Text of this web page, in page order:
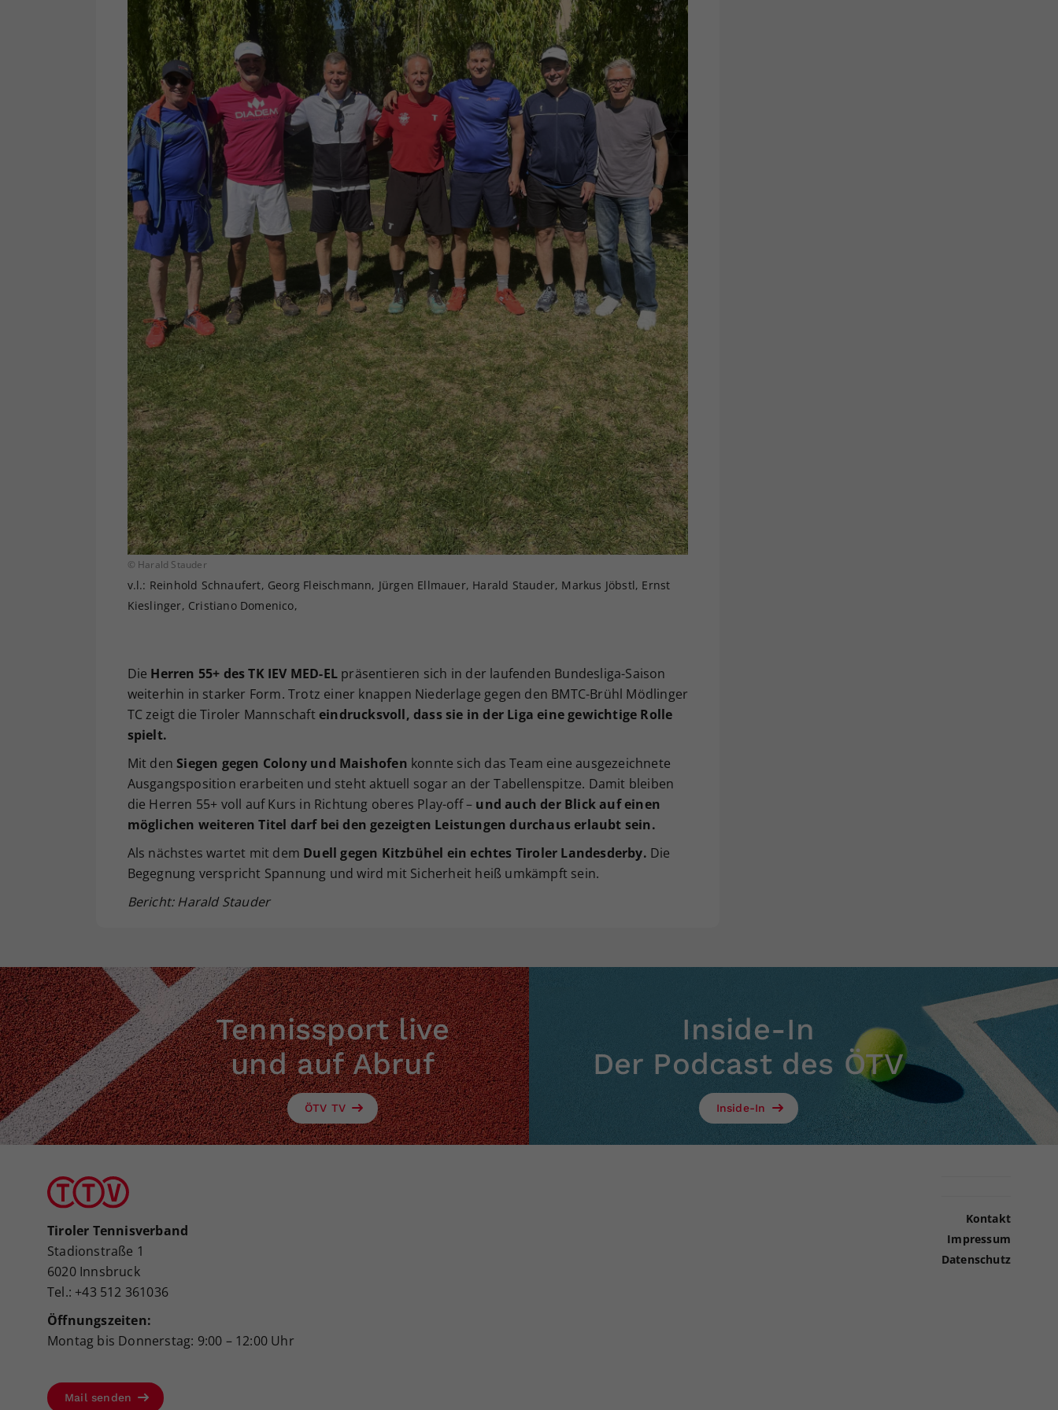
© Harald Stauder
v.l.: Reinhold Schnaufert, Georg Fleischmann, Jürgen Ellmauer, Harald Stauder, Markus Jöbstl, Ernst
Kieslinger, Cristiano Domenico,
Die Herren 55+ des TK IEV MED-EL präsentieren sich in der laufenden Bundesliga-Saison
weiterhin in starker Form. Trotz einer knappen Niederlage gegen den BMTC-Brühl Mödlinger
TC zeigt die Tiroler Mannschafteindrucksvoll, dass sie in der Liga eine gewichtige Rolle
spielt.
Mit denSiegen gegen Colony und Maishofen konnte sich das Team eine ausgezeichnete
Ausgangsposition erarbeiten und steht aktuell sogar an der Tabellenspitze. Damit bleiben
die Herren 55+ voll auf Kurs in Richtung oberes Play-off – und auch der Blick auf einen
möglichen weiteren Titel darf bei den gezeigten Leistungen durchaus erlaubt sein.
Als nächstes wartet mit dem Duell gegen Kitzbühel ein echtes Tiroler Landesderby. Die
Begegnung verspricht Spannung und wird mit Sicherheit heiß umkämpft sein.
Bericht: Harald Stauder
Tennissport live
und auf Abruf
ÖTV TV
Inside-In
Der Podcast des ÖTV
Inside-In
Tiroler Tennisverband
Stadionstraße 1
6020 Innsbruck
Tel.: +43 512 361036
Öffnungszeiten:
Montag bis Donnerstag: 9:00 – 12:00 Uhr
Mail senden
Kontakt
Impressum
Datenschutz
Ihrer vorgenommen Einstellungen, falls der
Webseiten-Betreiber dies eingestellt hat.